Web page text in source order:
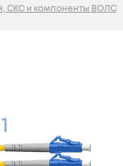
СКС и компоненты ВОЛС